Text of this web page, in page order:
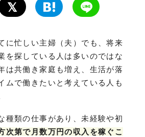
に忙しい主婦（夫）でも、将来
を探している人は多いのではな
は共働き家庭も増え、生活が落
ムで働きたいと考えている人も
種類の仕事があり、未経験や初
次第で月数万円の収入を稼ぐこ